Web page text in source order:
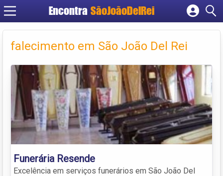
Encontra SãoJoãoDelRei
Cadastrar empresa
Fazer login
Criar conta
falecimento em São João Del Rei
Funerária Resende
Excelência em serviços funerários em São João Del